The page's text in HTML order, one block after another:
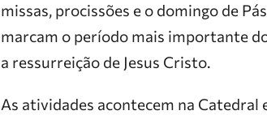
missas, procissões e o domingo de
marcam o período mais importante
a ressurreição de Jesus Cristo.
As atividades acontecem na Catedral